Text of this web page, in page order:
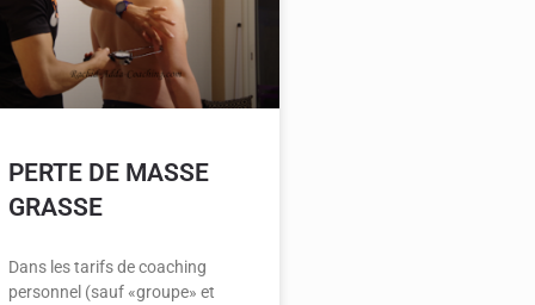
PERTE DE MASSE
GRASSE
Dans les tarifs de coaching
personnel (sauf «groupe» et